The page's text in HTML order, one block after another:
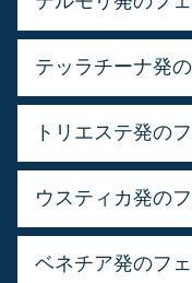
テッラチーナ発
トリエステ発の
ウスティカ発の
ベネチア発のフ